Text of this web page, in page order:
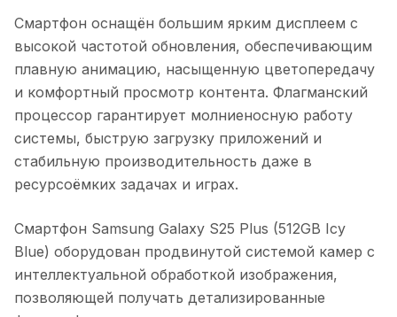
Смартфон оснащён большим ярким дисплеем с
высокой частотой обновления, обеспечивающим
плавную анимацию, насыщенную цветопередачу
и комфортный просмотр контента. Флагманский
процессор гарантирует молниеносную работу
системы, быструю загрузку приложений и
стабильную производительность даже в
ресурсоёмких задачах и играх.
Смартфон Samsung Galaxy S25 Plus (512GB Icy
Blue) оборудован продвинутой системой камер с
интеллектуальной обработкой изображения,
позволяющей получать детализированные